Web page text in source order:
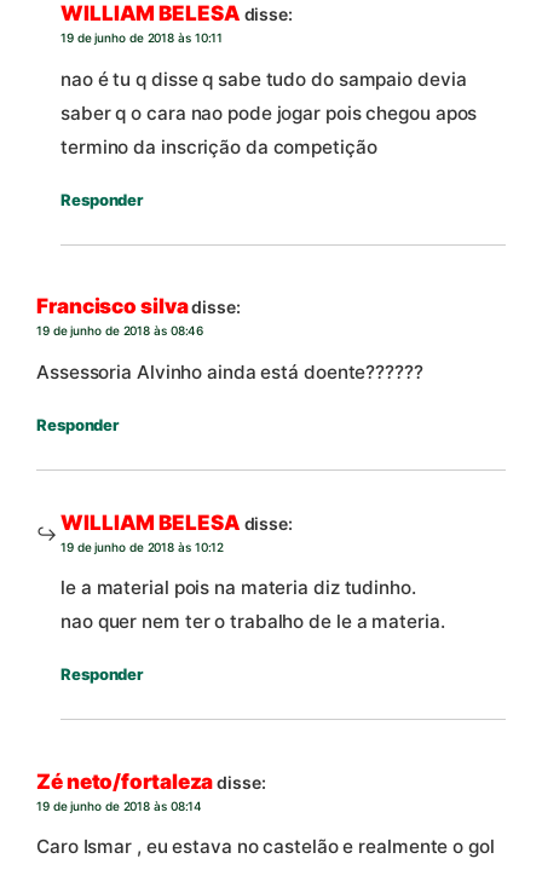
WILLIAM BELESA disse:
19 de junho de 2018 às 10:11
nao é tu q disse q sabe tudo do sampaio devia
saber q o cara nao pode jogar pois chegou apos
termino da inscrição da competição
Responder
Francisco silvadisse:
19 de junho de 2018 às 08:46
Assessoria Alvinho ainda está doente??????
Responder
WILLIAM BELESA disse:
19 de junho de 2018 às 10:12
le a material pois na materia diz tudinho.
nao quer nem ter o trabalho de le a materia.
Responder
Zé neto/fortalezadisse:
19 de junho de 2018 às 08:14
Caro Ismar , eu estava no castelão e realmente o gol